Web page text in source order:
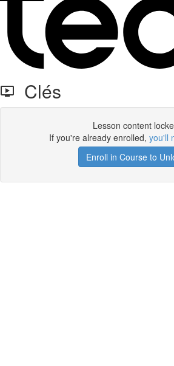
Clés
Lesson content
If you're already enrolled, you'll
Enroll in Course to